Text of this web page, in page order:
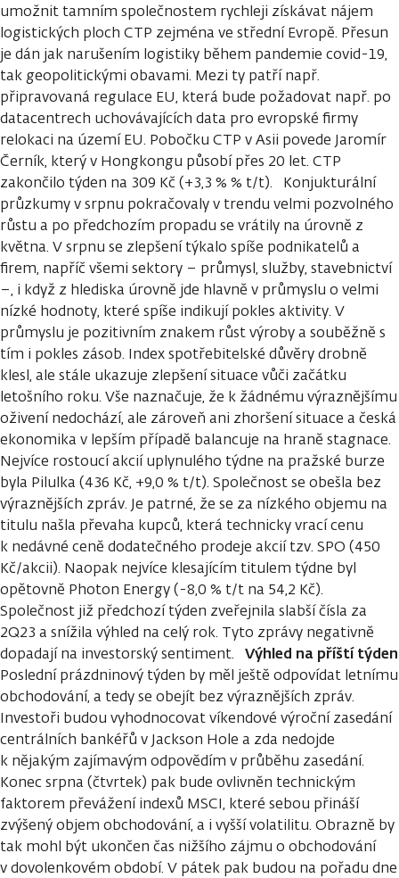
umožnit tamním společnostem rychleji získávat nájem
logistických ploch CTP zejména ve střední Evropě. Přesun
je dán jak narušením logistiky během pandemie covid-19,
tak geopolitickými obavami. Mezi ty patří např.
připravovaná regulace EU, která bude požadovat např. po
datacentrech uchovávajících data pro evropské firmy
relokaci na území EU. Pobočku CTP v Asii povede Jaromír
Černík, který v Hongkongu působí přes 20 let. CTP
zakončilo týden na 309 Kč (+3,3 % % t/t). Konjukturální
průzkumy v srpnu pokračovaly v trendu velmi pozvolného
růstu a po předchozím propadu se vrátily na úrovně z
května. V srpnu se zlepšení týkalo spíše podnikatelů a
firem, napříč všemi sektory – průmysl, služby, stavebnictví
–, i když z hlediska úrovně jde hlavně v průmyslu o velmi
nízké hodnoty, které spíše indikují pokles aktivity. V
průmyslu je pozitivním znakem růst výroby a souběžně s
tím i pokles zásob. Index spotřebitelské důvěry drobně
klesl, ale stále ukazuje zlepšení situace vůči začátku
letošního roku. Vše naznačuje, že k žádnému výraznějšímu
oživení nedochází, ale zároveň ani zhoršení situace a česká
ekonomika v lepším případě balancuje na hraně stagnace.
Nejvíce rostoucí akcií uplynulého týdne na pražské burze
byla Pilulka (436 Kč, +9,0 % t/t). Společnost se obešla bez
výraznějších zpráv. Je patrné, že se za nízkého objemu na
titulu našla převaha kupců, která technicky vrací cenu
k nedávné ceně dodatečného prodeje akcií tzv. SPO (450
Kč/akcii). Naopak nejvíce klesajícím titulem týdne byl
opětovně Photon Energy (-8,0 % t/t na 54,2 Kč).
Společnost již předchozí týden zveřejnila slabší čísla za
2Q23 a snížila výhled na celý rok. Tyto zprávy negativně
dopadají na investorský sentiment. Výhled na příští týden
Poslední prázdninový týden by měl ještě odpovídat letnímu
obchodování, a tedy se obejít bez výraznějších zpráv.
Investoři budou vyhodnocovat víkendové výroční zasedání
centrálních bankéřů v Jackson Hole a zda nedojde
k nějakým zajímavým odpovědím v průběhu zasedání.
Konec srpna (čtvrtek) pak bude ovlivněn technickým
faktorem převážení indexů MSCI, které sebou přináší
zvýšený objem obchodování, a i vyšší volatilitu. Obrazně by
tak mohl být ukončen čas nižšího zájmu o obchodování
v dovolenkovém období. V pátek pak budou na pořadu dne